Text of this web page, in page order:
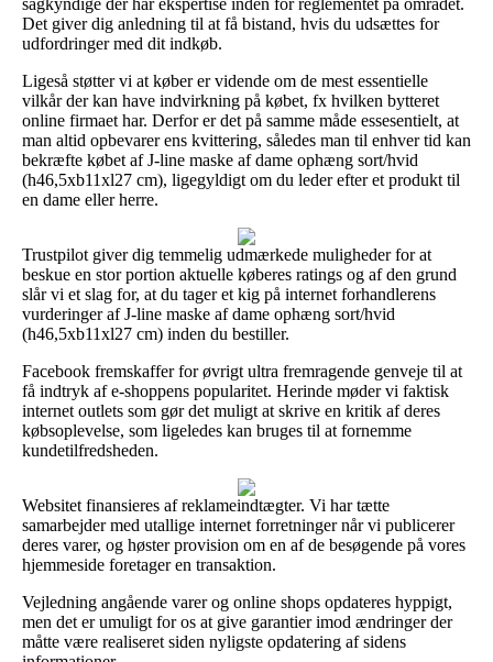
Det giver dig anledning til at få bistand, hvis du udsættes for
udfordringer med dit indkøb.
Ligeså støtter vi at køber er vidende om de mest essentielle
vilkår der kan have indvirkning på købet, fx hvilken bytteret
online firmaet har. Derfor er det på samme måde essesentielt, at
man altid opbevarer ens kvittering, således man til enhver tid kan
bekræfte købet af J-line maske af dame ophæng sort/hvid
(h46,5xb11xl27 cm), ligegyldigt om du leder efter et produkt til
en dame eller herre.
Trustpilot giver dig temmelig udmærkede muligheder for at
beskue en stor portion aktuelle køberes ratings og af den grund
slår vi et slag for, at du tager et kig på internet forhandlerens
vurderinger af J-line maske af dame ophæng sort/hvid
(h46,5xb11xl27 cm) inden du bestiller.
Facebook fremskaffer for øvrigt ultra fremragende genveje til at
få indtryk af e-shoppens popularitet. Herinde møder vi faktisk
internet outlets som gør det muligt at skrive en kritik af deres
købsoplevelse, som ligeledes kan bruges til at fornemme
kundetilfredsheden.
Websitet finansieres af reklameindtægter. Vi har tætte
samarbejder med utallige internet forretninger når vi publicerer
deres varer, og høster provision om en af de besøgende på vores
hjemmeside foretager en transaktion.
Vejledning angående varer og online shops opdateres hyppigt,
men det er umuligt for os at give garantier imod ændringer der
måtte være realiseret siden nyligste opdatering af sidens